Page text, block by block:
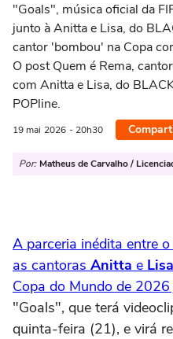
"Goals", música oficial da
junto à Anitta e Lisa, do
cantor 'bombou' na Copa
O post Quem é Rema,
com Anitta e Lisa, do
POPline.
19 mai 2026 - 20h30
Por: Matheus de Carvalho /
A parceria inédita entre
as cantoras Anitta e
Copa do Mundo de
"Goals", que terá
quinta-feira (21), e virá